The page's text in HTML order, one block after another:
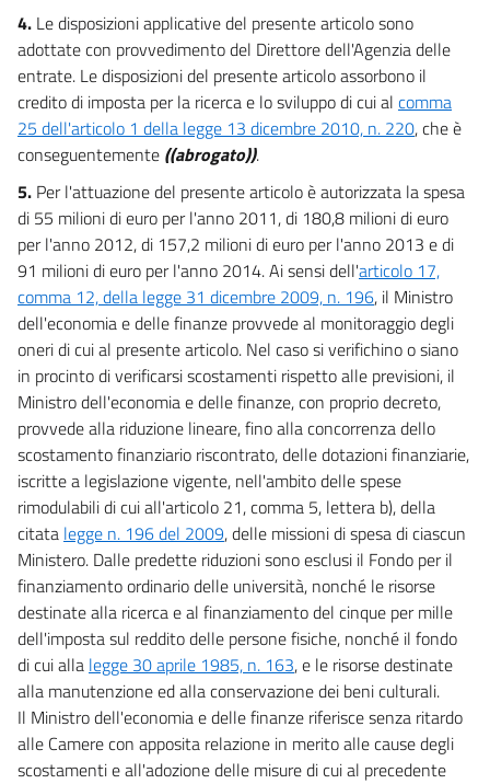
4. Le disposizioni applicative del presente articolo sono
adottate con provvedimento del Direttore dell'Agenzia delle
entrate. Le disposizioni del presente articolo assorbono il
credito di imposta per la ricerca e lo sviluppo di cui al comma
25 dell'articolo 1 della legge 13 dicembre 2010, n. 220, che è
conseguentemente ((abrogato)).
5. Per l'attuazione del presente articolo è autorizzata la spesa
di 55 milioni di euro per l'anno 2011, di 180,8 milioni di euro
per l'anno 2012, di 157,2 milioni di euro per l'anno 2013 e di
91 milioni di euro per l'anno 2014. Ai sensi dell'articolo 17,
comma 12, della legge 31 dicembre 2009, n. 196, il Ministro
dell'economia e delle finanze provvede al monitoraggio degli
oneri di cui al presente articolo. Nel caso si verifichino o siano
in procinto di verificarsi scostamenti rispetto alle previsioni, il
Ministro dell'economia e delle finanze, con proprio decreto,
provvede alla riduzione lineare, fino alla concorrenza dello
scostamento finanziario riscontrato, delle dotazioni finanziarie,
iscritte a legislazione vigente, nell'ambito delle spese
rimodulabili di cui all'articolo 21, comma 5, lettera b), della
citata legge n. 196 del 2009, delle missioni di spesa di ciascun
Ministero. Dalle predette riduzioni sono esclusi il Fondo per il
finanziamento ordinario delle università, nonché le risorse
destinate alla ricerca e al finanziamento del cinque per mille
dell'imposta sul reddito delle persone fisiche, nonché il fondo
di cui alla legge 30 aprile 1985, n. 163, e le risorse destinate
alla manutenzione ed alla conservazione dei beni culturali.
Il Ministro dell'economia e delle finanze riferisce senza ritardo
alle Camere con apposita relazione in merito alle cause degli
scostamenti e all'adozione delle misure di cui al precedente